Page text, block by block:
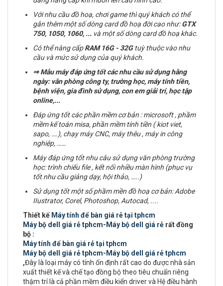
Với nhu cầu đồ hoạ, chơi game thì quý khách có thể
gắn thêm một số dòng card đồ hoạ đời cao như:GTX
750, 1050, 1060, ... và một số dòng card đồ hoạ khác.
Có thể nâng cấpRAM 16G - 32Gtuỳ thuộc vào nhu
cầu và mức sử dụng của quý khách.
⇒Mẫu máy đáp ứng tốt các nhu cầu sử dụng hằng
ngày: văn phòng công ty, trường học, máy tính tiền,
bệnh viện, gia đình sử dụng, con em giải trí, học tập
online,...
Đáp ứng tốt các phần mềm cơ bản : microsoft , phầm
mềm kế toán misa, phần mềm tính tiền ( kiot viet,
sapo, ….), chạy máy CNC, máy thêu , máy in công
nghiệp, ……
Máy đáp ứng tốt nhu câu sử dụng văn phòng trường
học: trình chiếu file , kết nối nhiều màn hình (phục vụ
tốt nhu cầu giảng dạy, hội thảo, …..)
Sử dụng tốt một số phầm mền đồ hoạ cơ bản:Adobe
IIustrator, Corel, Photoshop, Autocad, ....
Thiết kế Máy tính để bàn giá rẻ tại tphcm
Máy bộ dell giá rẻ tphcm- Máy bộ dell giá rẻ rất đồng
bộ :
Máy tính để bàn giá rẻ tại tphcm
Máy bộ dell giá rẻ tphcm-Máy bộ dell giá rẻ tphcm
,Đây là loại máy có tính ổn định rất cao do được nhà sản
xuất thiết kế và chế tạo đồng bộ theo tiêu chuẩn riêng
thậm trí là cả phần mềm điều kiển driver và Hệ điều hành